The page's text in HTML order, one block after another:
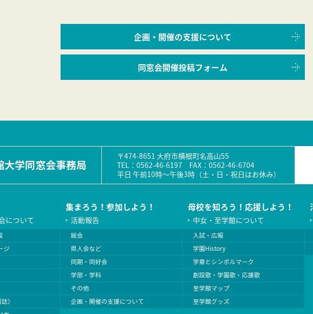
企画・開催の支援について
同窓会開催投稿フォーム
大学同窓会事務局
〒474-8651 大府市横根町名高山55
TEL：0562-46-6197 FAX：0562-46-6704
平日 午前10時〜午後3時（土・日・祝日はお休み）
について
ジ
）
集まろう！参加しよう！
活動報告
総会
県人会など
同期・同好会
学部・学科
その他
企画・開催の支援について
母校を知ろう！応援しよう！
中女・至学館について
入試・広報
学園History
学章とシンボルマーク
創設歌・学園歌・応援歌
至学館マップ
至学館グッズ